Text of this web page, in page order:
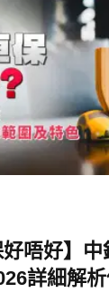
大代理力谷對象
最新的 PHEV
用時的注意事
好唔好】
詳細解